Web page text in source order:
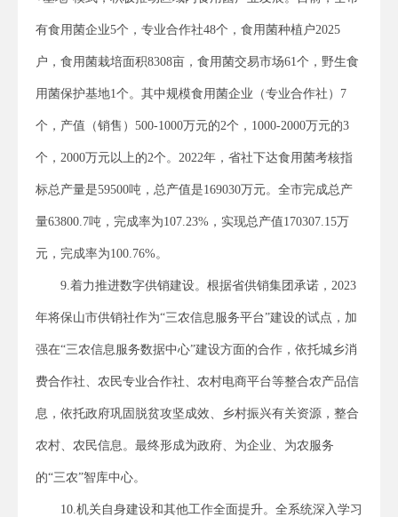
有食用菌企业5个，专业合作社48个，食用菌种植户2025
户，食用菌栽培面积8308亩，食用菌交易市场61个，野生食
用菌保护基地1个。其中规模食用菌企业（专业合作社）7
个，产值（销售）500-1000万元的2个，1000-2000万元的3
个，2000万元以上的2个。2022年，省社下达食用菌考核指
标总产量是59500吨，总产值是169030万元。全市完成总产
量63800.7吨，完成率为107.23%，实现总产值170307.15万
元，完成率为100.76%。
9.着力推进数字供销建设。根据省供销集团承诺，2023
年将保山市供销社作为“三农信息服务平台”建设的试点，加
强在“三农信息服务数据中心”建设方面的合作，依托城乡消
费合作社、农民专业合作社、农村电商平台等整合农产品信
息，依托政府巩固脱贫攻坚成效、乡村振兴有关资源，整合
农村、农民信息。最终形成为政府、为企业、为农服务
的“三农”智库中心。
10.机关自身建设和其他工作全面提升。全系统深入学习